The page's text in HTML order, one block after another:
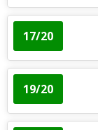
17/20
19/20